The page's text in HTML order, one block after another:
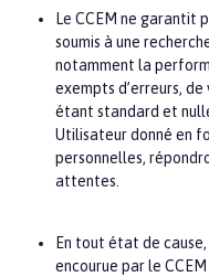
Le CCEM ne garantit
soumis à une
notamment la
exempts d’erreurs,
étant standard et
Utilisateur donné en
personnelles,
attentes.
En tout état de
encourue par le CCEM